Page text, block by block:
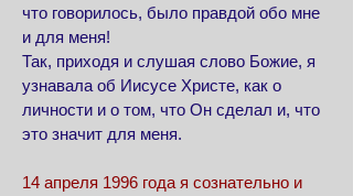
что говорилось, было правдой обо мне
и для меня!
Так, приходя и слушая слово Божие, я
узнавала об Иисусе Христе, как о
личности и о том, что Он сделал и, что
это значит для меня.
14 апреля 1996 года я сознательно и